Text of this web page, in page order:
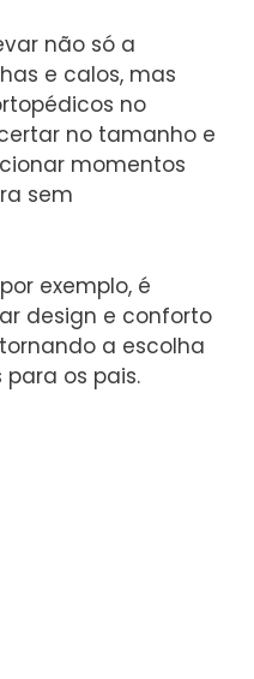
não só a
e calos, mas
no
no tamanho e
momentos
sem
exemplo, é
design e conforto
a escolha
os pais.